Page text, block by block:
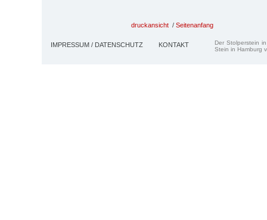
druckansicht / Seitenanfang
IMPRESSUM / DATENSCHUTZ KONTAKT
Der Stolperstein
Stein in Hamburg